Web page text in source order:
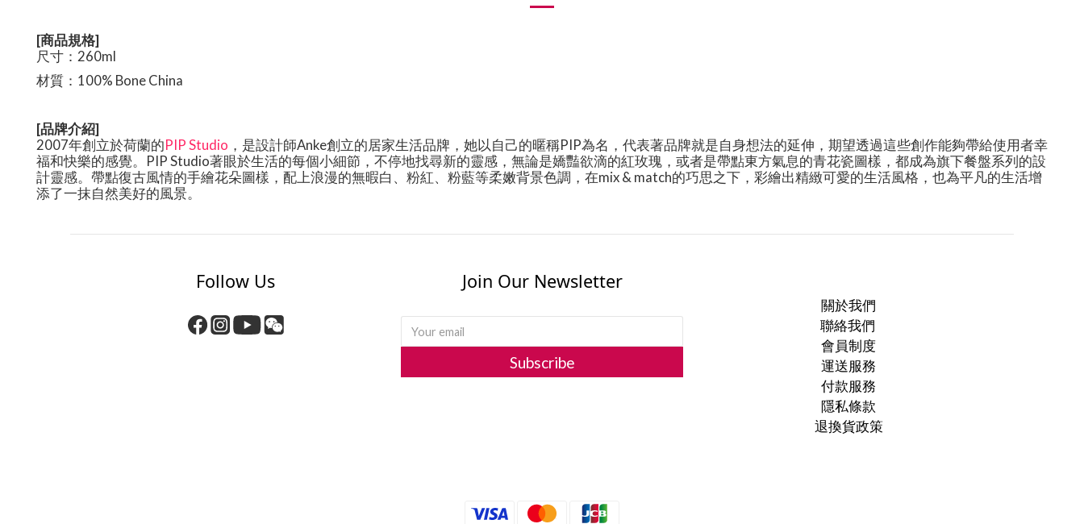
[商品規格]
尺寸 ：260ml
材質： 100% Bone China
[品牌介紹]
2007年創立於荷蘭的PIP Studio ，是設計師Anke創立的居家生活品牌，她以自己的暱稱PIP為名，代表著品牌就是自身想法的延伸，期望透過這些創作能夠帶給使用者幸
福和快樂的感覺。PIP Studio著眼於生活的每個小細節，不停地找尋新的靈感，無論是嬌豔欲滴的紅玫瑰，或者是帶點東方氣息的青花瓷圖樣，都成為旗下餐盤系列的設
計靈感。帶點復古風情的手繪花朵圖樣，配上浪漫的無暇白、粉紅、粉藍等柔嫩背景色調，在mix & match的巧思之下，彩繪出精緻可愛的生活風格，也為平凡的生活增
添了一抹自然美好的風景。
Follow Us Join Our Newsletter
Subscribe
關於我們
聯絡我們
會員制度
運送服務
付款服務
隱私條款
退換貨政策